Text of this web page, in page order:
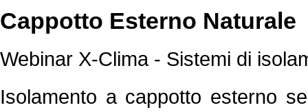
Cappotto Esterno Naturale
Webinar X-Clima - Sistemi di
Isolamento a cappotto esterno